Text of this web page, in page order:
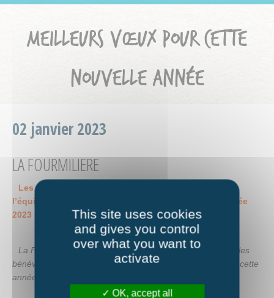
MEILLEURS VŒUX POUR CETTE
NOUVELLE ANNÉE
02 janvier 2023
LA FOURMILIERE
Les membres du Bureau de La Fourmilière ainsi que
l’équipe de salariées, vous souhaitent une bonne année
2023 !
La Fourmilière en profite également pour remercier tous les
bénévoles, pour leur disponibilité et leur implication durant cette
année.
This site uses cookies
and gives you control
over what you want to
activate
OK, accept all